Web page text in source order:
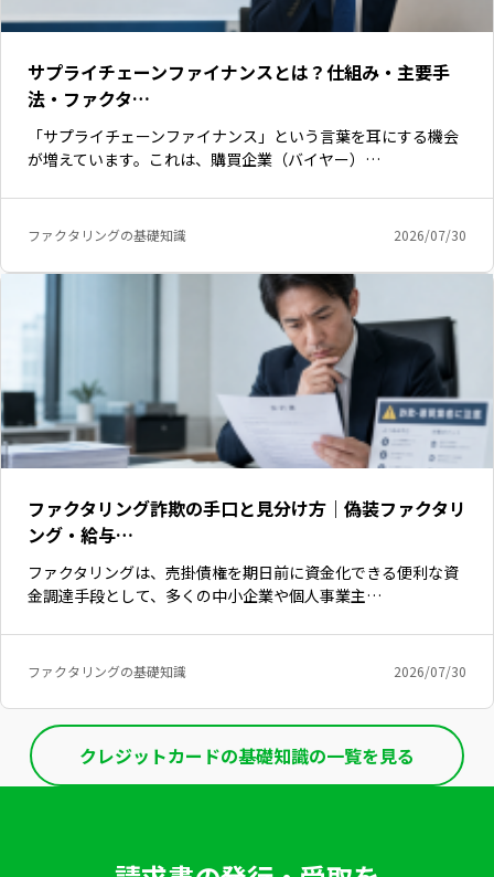
サプライチェーンファイナンスとは？仕組み・主要手
法・ファクタ…
「サプライチェーンファイナンス」という言葉を耳にする機会
が増えています。これは、購買企業（バイヤー）…
ファクタリングの基礎知識 2026/07/30
ファクタリング詐欺の手口と見分け方｜偽装ファクタリ
ング・給与…
ファクタリングは、売掛債権を期日前に資金化できる便利な資
金調達手段として、多くの中小企業や個人事業主…
ファクタリングの基礎知識 2026/07/30
クレジットカードの基礎知識の一覧を見る